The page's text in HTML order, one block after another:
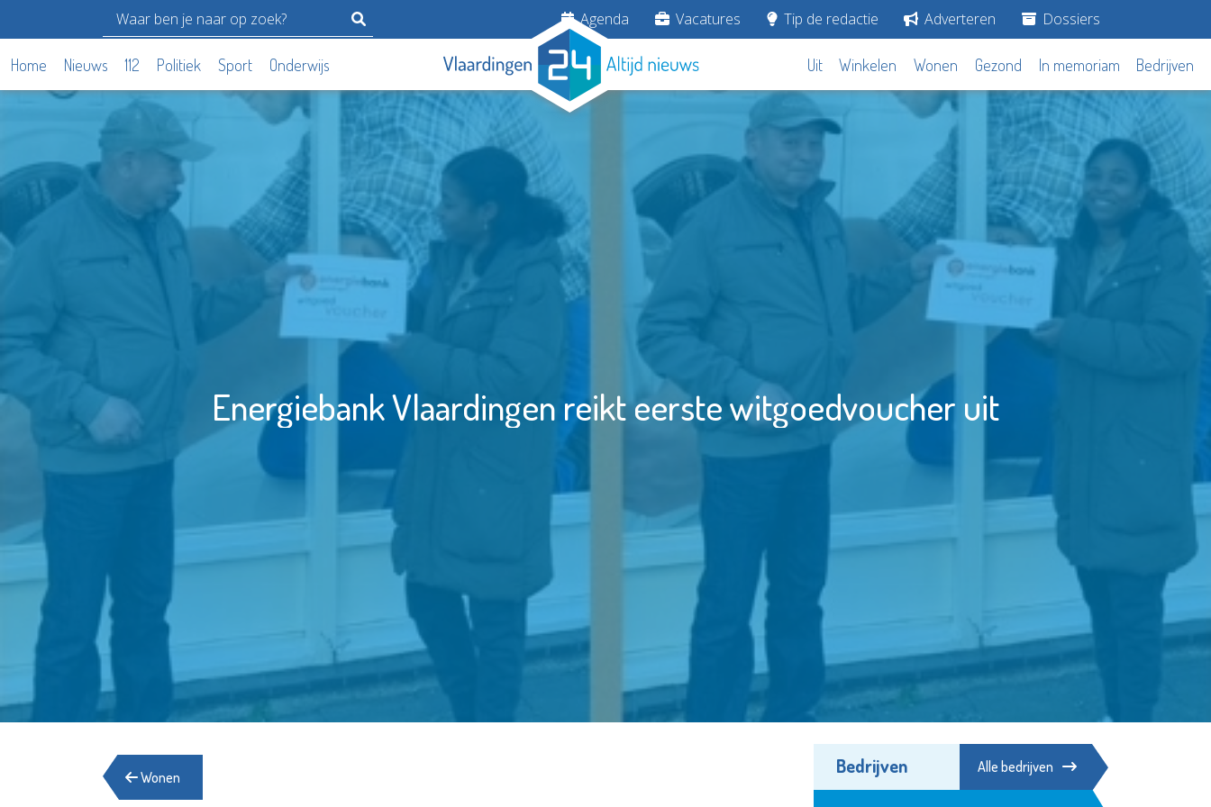
Agenda Vacatures Tip de redactie Adverteren Dossiers
Home Nieuws 112 Politiek Sport Onderwijs Uit Winkelen Wonen Gezond In memoriam Bedrijven
Energiebank Vlaardingen reikt eerste witgoedvoucher uit
Wonen Bedrijven Alle bedrijven